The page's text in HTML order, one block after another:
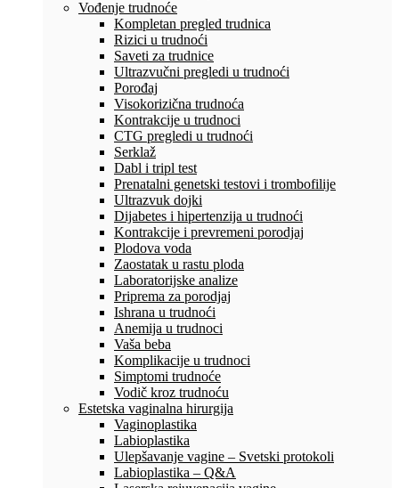
Vođenje trudnoće
Kompletan pregled trudnica
Rizici u trudnoći
Saveti za trudnice
Ultrazvučni pregledi u trudnoći
Porođaj
Visokorizična trudnoća
Kontrakcije u trudnoci
CTG pregledi u trudnoći
Serklaž
Dabl i tripl test
Prenatalni genetski testovi i trombofilije
Ultrazvuk dojki
Dijabetes i hipertenzija u trudnoći
Kontrakcije i prevremeni porodjaj
Plodova voda
Zaostatak u rastu ploda
Laboratorijske analize
Priprema za porodjaj
Ishrana u trudnoći
Anemija u trudnoci
Vaša beba
Komplikacije u trudnoci
Simptomi trudnoće
Vodič kroz trudnoću
Estetska vaginalna hirurgija
Vaginoplastika
Labioplastika
Ulepšavanje vagine – Svetski protokoli
Labioplastika – Q&A